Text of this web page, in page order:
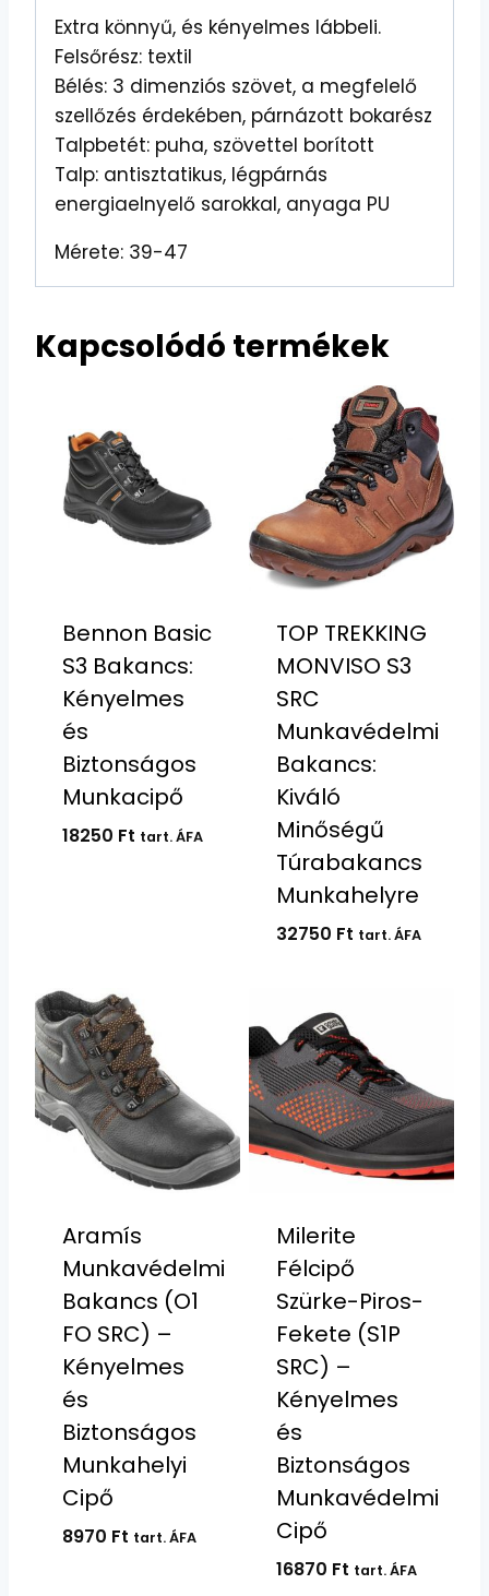
Extra könnyű, és kényelmes lábbeli.
Felsőrész: textil
Bélés: 3 dimenziós szövet, a megfelelő
szellőzés érdekében, párnázott bokarész
Talpbetét: puha, szövettel borított
Talp: antisztatikus, légpárnás
energiaelnyelő sarokkal, anyaga PU
Mérete: 39-47
Kapcsolódó termékek
Bennon Basic
S3 Bakancs:
Kényelmes
és
Biztonságos
Munkacipő
18250 Ft tart. ÁFA
TOP TREKKING
MONVISO S3
SRC
Munkavédelmi
Bakancs:
Kiváló
Minőségű
Túrabakancs
Munkahelyre
32750 Ft tart. ÁFA
Aramís
Munkavédelmi
Bakancs (O1
FO SRC) –
Kényelmes
és
Biztonságos
Munkahelyi
Cipő
8970 Ft tart. ÁFA
Milerite
Félcipő
Szürke-Piros-
Fekete (S1P
SRC) –
Kényelmes
és
Biztonságos
Munkavédelmi
Cipő
16870 Ft tart. ÁFA